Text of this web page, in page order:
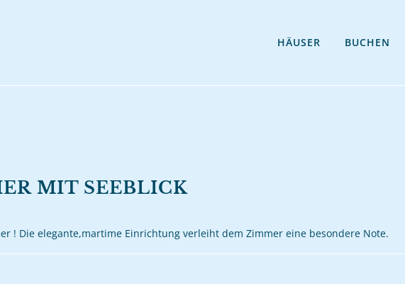
HÄUSER BUCHEN
MIT SEEBLICK
! Die elegante,martime Einrichtung verleiht dem Zimmer eine besondere Note.